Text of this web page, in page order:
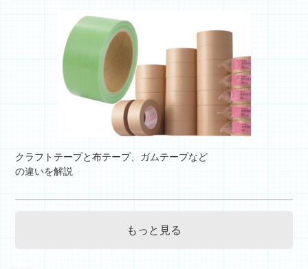
クラフトテープと布テープ、ガムテープなど
の違いを解説
もっと見る